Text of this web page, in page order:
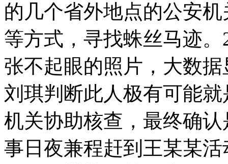
的几个省外地点的公安
等方式，寻找蛛丝马迹
张不起眼的照片，大数
刘琪判断此人极有可能
机关协助核查，最终确
事日夜兼程赶到王某某